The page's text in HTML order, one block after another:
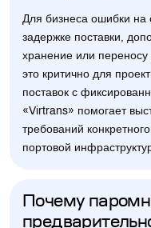
Для бизнеса ошибки на
задержке поставки,
хранение или
это критично для
поставок с
«Virtrans» помогает
требований
портовой
Почему